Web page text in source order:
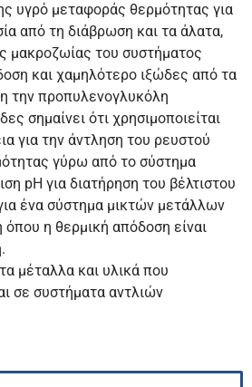
υγρό μεταφοράς θερμότητας για
από τη διάβρωση και τα άλατα,
μακροζωίας του συστήματος
και χαμηλότερο ιξώδες από τα
την προπυλενογλυκόλη
σημαίνει ότι χρησιμοποιείται
για την άντληση του ρευστού
γύρω από το σύστημα
pH για διατήρηση του βέλτιστου
ένα σύστημα μικτών μετάλλων
όπου η θερμική απόδοση είναι
μέταλλα και υλικά που
σε συστήματα αντλιών